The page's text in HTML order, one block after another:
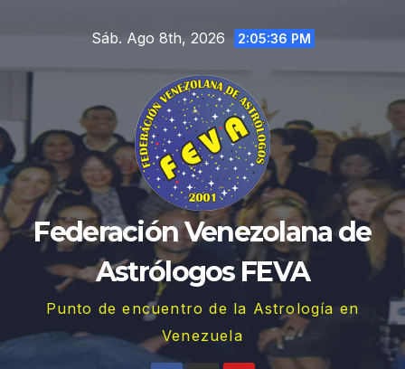
contenido
Sáb. Ago 8th, 2026 2:05:37 PM
Federación Venezolana de
Astrólogos FEVA
Punto de encuentro de la Astrología en
Venezuela